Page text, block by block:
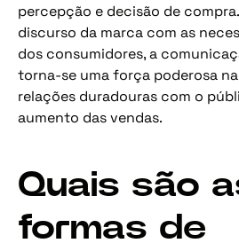
percepção e decisão de
discurso da marca com as
dos consumidores, a
torna-se uma força poderosa
relações duradouras com o
aumento das vendas.
Quais são
formas de